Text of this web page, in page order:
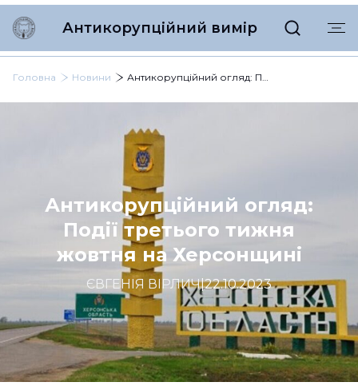
Антикорупційний вимір
Головна Новини Антикорупційний огляд: Події третього тижня жовтня на Херсонщині
Антикорупційний огляд:
Події третього тижня
жовтня на Херсонщині
ЄВГЕНІЯ ВІРЛИЧ|22.10.2023